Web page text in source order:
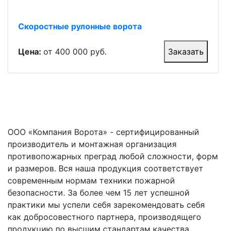
Скоростные рулонные ворота
Цена: от 400 000 руб. Заказать
ООО «Компания Ворота» - сертифицированный
производитель и монтажная организация
противопожарных преград любой сложности, форм
и размеров. Вся наша продукция соответствует
современным нормам техники пожарной
безопасности. За более чем 15 лет успешной
практики мы успели себя зарекомендовать себя
как добросовестного партнера, производящего
продукцию по высшим стандартам качества.